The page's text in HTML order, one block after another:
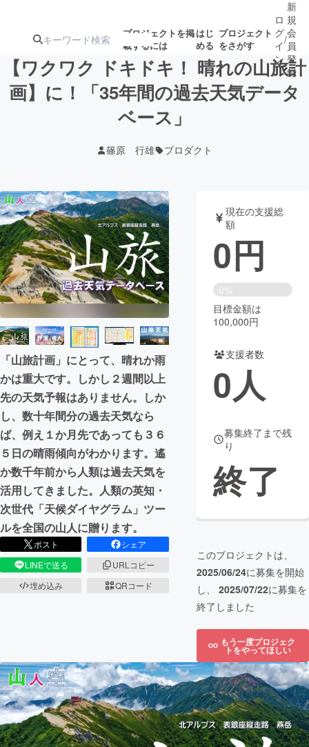
プロジェクトを掲
載するには
はじ
める
プロジェクト
をさがす
注目の新着プロ募集終了が近いプ
テクノロジー・ガジェット
映像・映画 書籍・雑誌
ビジネス・起業 チャレンジ
まちづくり・地域活性化
CAMPFIRE for Social Good
CAMPFIRE Creation
CAMPFIREふるさと納税machi-ya コミュニティ
ロ
グ
イ
ン
/
新
規
会
員
登
録
【ワクワク ドキドキ！ 晴れの山旅計
画】に！「35年間の過去天気データ
ベース」
篠原 行雄 プロダクト
「山旅計画」にとって、晴れか雨
かは重大です。しかし２週間以上
先の天気予報はありません。しか
し、数十年間分の過去天気なら
ば、例え１か月先であっても３６
５日の晴雨傾向がわかります。遙
か数千年前から人類は過去天気を
活用してきました。人類の英知・
次世代「天候ダイヤグラム」ツー
ルを全国の山人に贈ります。
ポスト
シェア
LINEで送る
URLコピー
埋め込み
QRコード
現在の支援総
額
0円
0%
目標金額は
100,000円
支援者数
0人
募集終了まで残
り
終了
このプロジェクトは、
2025/06/24に募集を開始
し、 2025/07/22に募集を
終了しました
もう一度プロジェク
トをやってほしい